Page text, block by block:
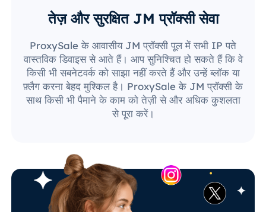
तेज़ और सुरक्षित JM प्रॉक्सी सेवा
ProxySale के आवासीय JM प्रॉक्सी पूल में सभी IP पते
वास्तविक डिवाइस से आते हैं। आप सुनिश्चित हो सकते हैं कि वे
किसी भी सबनेटवर्क को साझा नहीं करते हैं और उन्हें ब्लॉक या
फ़्लैग करना बेहद मुश्किल है। ProxySale के JM प्रॉक्सी के
साथ किसी भी पैमाने के काम को तेज़ी से और अधिक कुशलता
से पूरा करें।